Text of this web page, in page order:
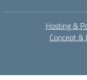
Hosting &
Concept &